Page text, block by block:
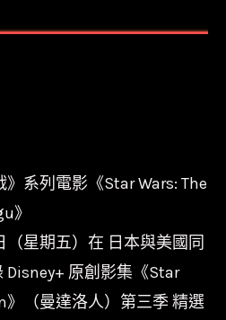
格：
系列電影《Star Wars: The
》
（星期五）在 日本與美國同
Disney+ 原創影集《Star
》（曼達洛人）第三季 精選